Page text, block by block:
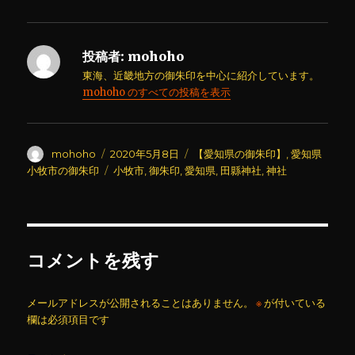
投稿者: mohoho
東海、近畿地方の御朱印を中心に紹介しています。
mohoho のすべての投稿を表示
投
稿
mohoho
投
稿
2020年5月8日
カ
テ
【愛知県の御朱印】 ,愛知県
小牧市の御朱印
タ
小牧市 ,御朱印 ,愛知県 田縣神社 ,神社
コメントを残す
メールアドレスが公開されることはありません。 ※が付いている
欄は必須項目です